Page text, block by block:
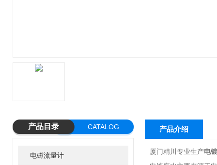
产品目录 CATALOG
电磁流量计
产品介绍
厦门精川专业生产电